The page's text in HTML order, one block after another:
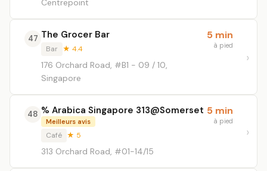
Centrepoint
47 The Grocer Bar
Bar ★ 4.4
176 Orchard Road, #B1 - 09 / 10,
Singapore
5 min
à pied
48 % Arabica Singapore 313@Somerset
Meilleurs avis
Café ★ 5
313 Orchard Road, #01-14/15
5 min
à pied